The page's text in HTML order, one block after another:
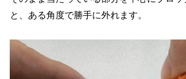
と、ある角度で勝手に外れます。